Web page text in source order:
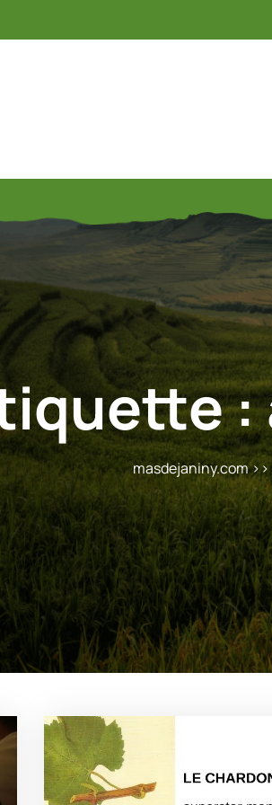
:
masdejaniny.com>>